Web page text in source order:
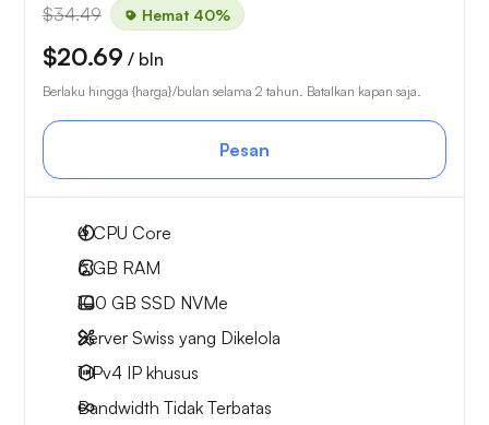
$34.49 Hemat 40%
$20.69 / bln
Berlaku hingga {harga}/bulan selama 2 tahun. Batalkan kapan saja.
Pesan
4CPU Core
6 GB RAM
100 GB SSD NVMe
Server Swiss yang Dikelola
1 IPv4 IP khusus
Bandwidth Tidak Terbatas